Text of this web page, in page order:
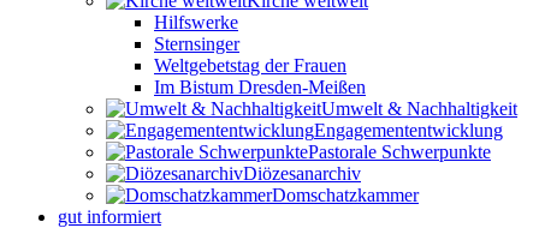
Hilfswerke
Sternsinger
Weltgebetstag der Frauen
Im Bistum Dresden-Meißen
Umwelt & Nachhaltigkeit
Engagemententwicklung
Pastorale Schwerpunkte
Diözesanarchiv
Domschatzkammer
gut informiert